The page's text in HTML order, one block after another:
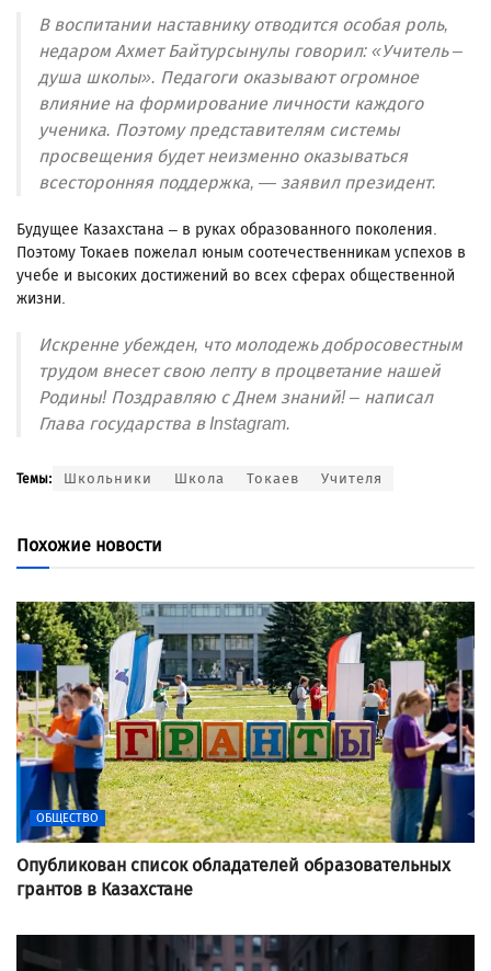
В воспитании наставнику отводится особая роль,
недаром Ахмет Байтурсынулы говорил: «Учитель –
душа школы». Педагоги оказывают огромное
влияние на формирование личности каждого
ученика. Поэтому представителям системы
просвещения будет неизменно оказываться
всесторонняя поддержка, — заявил президент.
Будущее Казахстана – в руках образованного поколения.
Поэтому Токаев пожелал юным соотечественникам успехов в
учебе и высоких достижений во всех сферах общественной
жизни.
Искренне убежден, что молодежь добросовестным
трудом внесет свою лепту в процветание нашей
Родины! Поздравляю с Днем знаний! – написал
Глава государства в Instagram.
Темы: Школьники Школа Токаев Учителя
Похожие новости
ОБЩЕСТВО
Опубликован список обладателей образовательных
грантов в Казахстане